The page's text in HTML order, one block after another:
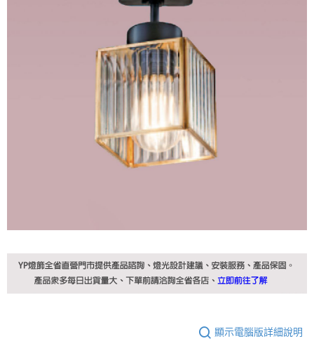
顯示電腦版詳細說明